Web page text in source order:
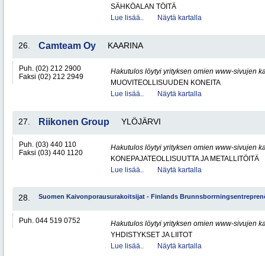
SÄHKÖALAN TÖITÄ
Lue lisää..
Näytä kartalla
26. Camteam Oy KAARINA
Puh. (02) 212 2900
Faksi (02) 212 2949
Hakutulos löytyi yrityksen omien www-sivujen
MUOVITEOLLISUUDEN KONEITA
Lue lisää..
Näytä kartalla
27. Riikonen Group YLÖJÄRVI
Puh. (03) 440 110
Faksi (03) 440 1120
Hakutulos löytyi yrityksen omien www-sivujen
KONEPAJATEOLLISUUTTA JA METALLITÖITÄ
Lue lisää..
Näytä kartalla
28. Suomen Kaivonporausurakoitsijat - Finlands
Puh. 044 519 0752
Hakutulos löytyi yrityksen omien www-sivujen
YHDISTYKSET JA LIITOT
Lue lisää..
Näytä kartalla